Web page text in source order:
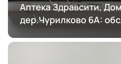
Аптека Здравсити,
дер.Чурилково 6А: